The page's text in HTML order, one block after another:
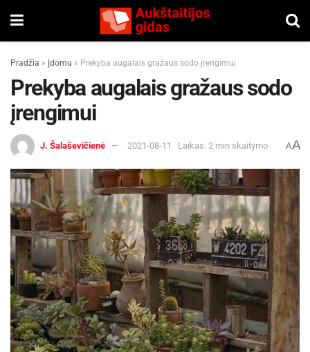
Pradžia » Įdomu » Prekyba augalais gražaus sodo įrengimui
Prekyba augalais gražaus sodo
įrengimui
J. Šalaševičienė 2021-08-11 Laikas: 2 min skaitymo AA